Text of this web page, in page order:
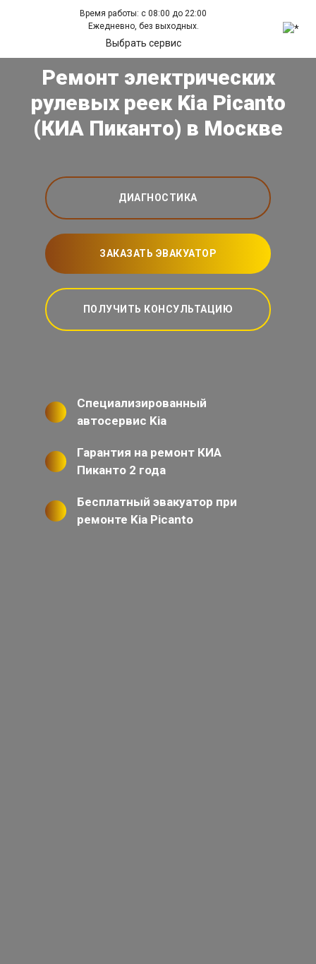
Время работы: с 08:00 до 22:00
Ежедневно, без выходных.
Выбрать сервис
Ремонт электрических
рулевых реек Kia Picanto
(КИА Пиканто) в Москве
ДИАГНОСТИКА
ЗАКАЗАТЬ ЭВАКУАТОР
ПОЛУЧИТЬ КОНСУЛЬТАЦИЮ
Специализированный
автосервис Kia
Гарантия на ремонт КИА
Пиканто 2 года
Бесплатный эвакуатор при
ремонте Kia Picanto